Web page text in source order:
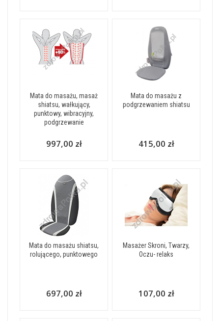
Mata do masażu, masaż
shiatsu, wałkujący,
punktowy, wibracyjny,
podgrzewanie
997,00 zł
Mata do masażu z
podgrzewaniem shiatsu
415,00 zł
Mata do masażu shiatsu,
rolującego, punktowego
697,00 zł
Masażer Skroni, Twarzy,
Oczu- relaks
107,00 zł